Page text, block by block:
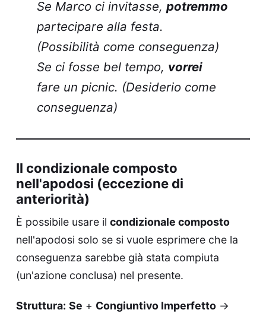
Se Marco ci invitasse,potremmo
partecipare alla festa.
(Possibilità come conseguenza)
Se ci fosse bel tempo, vorrei
fare un picnic. (Desiderio come
conseguenza)
Il condizionale composto
nell'apodosi (eccezione di
anteriorità)
È possibile usare il condizionale composto
nell'apodosi solo se si vuole esprimere che la
conseguenza sarebbe già stata compiuta
(un'azione conclusa) nel presente.
Struttura: Se + Congiuntivo Imperfetto→